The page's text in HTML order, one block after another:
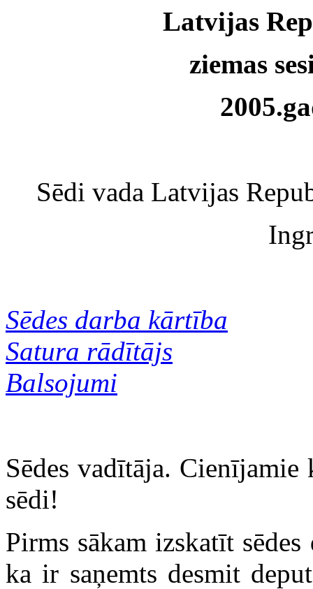
Latvijas
ziemas
Sēdi vada Latvijas
Sēdes darba kārtība
Satura rādītājs
Balsojumi
Sēdes vadītāja. Cienījamie
sēdi!
Pirms sākam izskatīt
ka ir saņemts desmit